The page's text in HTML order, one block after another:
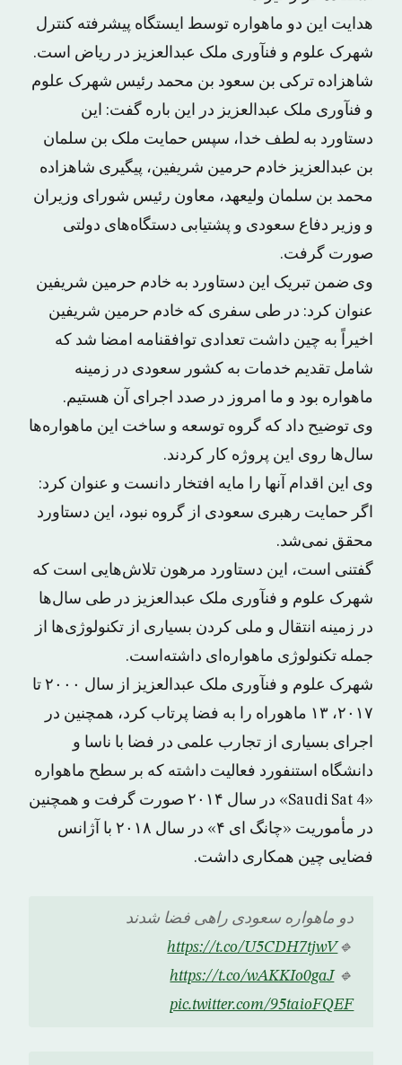
هدایت این دو ماهواره توسط ایستگاه پیشرفته کنترل
شهرک علوم و فنآوری ملک عبدالعزیز در ریاض است.
شاهزاده ترکی بن سعود بن محمد رئیس شهرک علوم
و فنآوری ملک عبدالعزیز در این باره گفت: این
دستاورد به لطف خدا، سپس حمایت ملک بن سلمان
بن عبدالعزیز خادم حرمین شریفین، پیگیری شاهزاده
محمد بن سلمان ولیعهد، معاون رئیس شورای وزیران
و وزیر دفاع سعودی و پشتیابی دستگاه‌های دولتی
صورت گرفت.
وی ضمن تبریک این دستاورد به خادم حرمین شریفین
عنوان کرد: در طی سفری که خادم حرمین شریفین
اخیراً به چین داشت تعدادی توافقنامه امضا شد که
شامل تقدیم خدمات به کشور سعودی در زمینه
ماهواره بود و ما امروز در صدد اجرای آن هستیم.
وی توضیح داد که گروه توسعه و ساخت این ماهواره‌ها
سال‌ها روی این پروژه کار کردند.
وی این اقدام آنها را مایه افتخار دانست و عنوان کرد:
اگر حمایت رهبری سعودی از گروه نبود، این دستاورد
محقق نمی‌شد.
گفتنی است، این دستاورد مرهون تلاش‌هایی است که
شهرک علوم و فنآوری ملک عبدالعزیز در طی سال‌ها
در زمینه انتقال و ملی کردن بسیاری از تکنولوژی‌ها از
جمله تکنولوژی ماهواره‌ای داشته‌است.
شهرک علوم و فنآوری ملک عبدالعزیز از سال ۲۰۰۰ تا
۲۰۱۷، ۱۳ ماهوراه را به فضا پرتاب کرد، همچنین در
اجرای بسیاری از تجارب علمی در فضا با ناسا و
دانشگاه استنفورد فعالیت داشته که بر سطح ماهواره
«Saudi Sat 4» در سال ۲۰۱۴ صورت گرفت و همچنین
در مأموریت «چانگ ای ۴» در سال ۲۰۱۸ با آژانس
فضایی چین همکاری داشت.
دو ماهواره سعودی راهی فضا شدند
🔹
https://t.co/U5CDH7tjwV
🔹
https://t.co/wAKKIo0gaJ
pic.twitter.com/95taioFQEF